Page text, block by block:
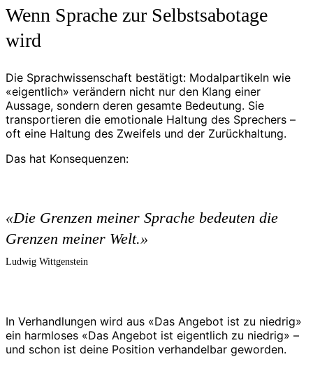
Wenn Sprache zur Selbstsabotage
wird
Die Sprachwissenschaft bestätigt: Modalpartikeln wie
«eigentlich» verändern nicht nur den Klang einer
Aussage, sondern deren gesamte Bedeutung. Sie
transportieren die emotionale Haltung des Sprechers –
oft eine Haltung des Zweifels und der Zurückhaltung.
Das hat Konsequenzen:
«Die Grenzen meiner Sprache bedeuten die
Grenzen meiner Welt.»
Ludwig Wittgenstein
In Verhandlungen wird aus «Das Angebot ist zu niedrig»
ein harmloses «Das Angebot ist eigentlich zu niedrig» –
und schon ist deine Position verhandelbar geworden.